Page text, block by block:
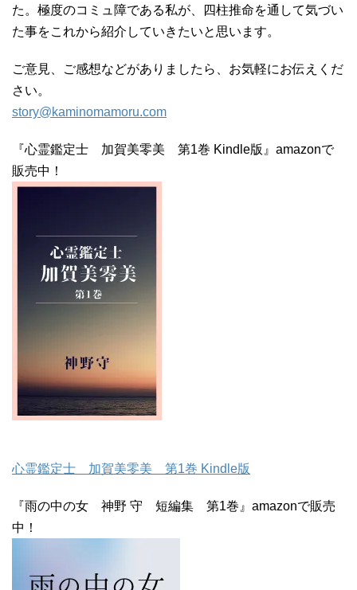
た。極度のコミュ障である私が、四柱推命を通して気づい
た事をこれから紹介していきたいと思います。
ご意見、ご感想などがありましたら、お気軽にお伝えくだ
さい。
story@kaminomamoru.com
『心霊鑑定士 加賀美零美 第1巻 Kindle版』amazonで
販売中！
心霊鑑定士 加賀美零美 第1巻 Kindle版
『雨の中の女 神野 守 短編集 第1巻』amazonで販売
中！